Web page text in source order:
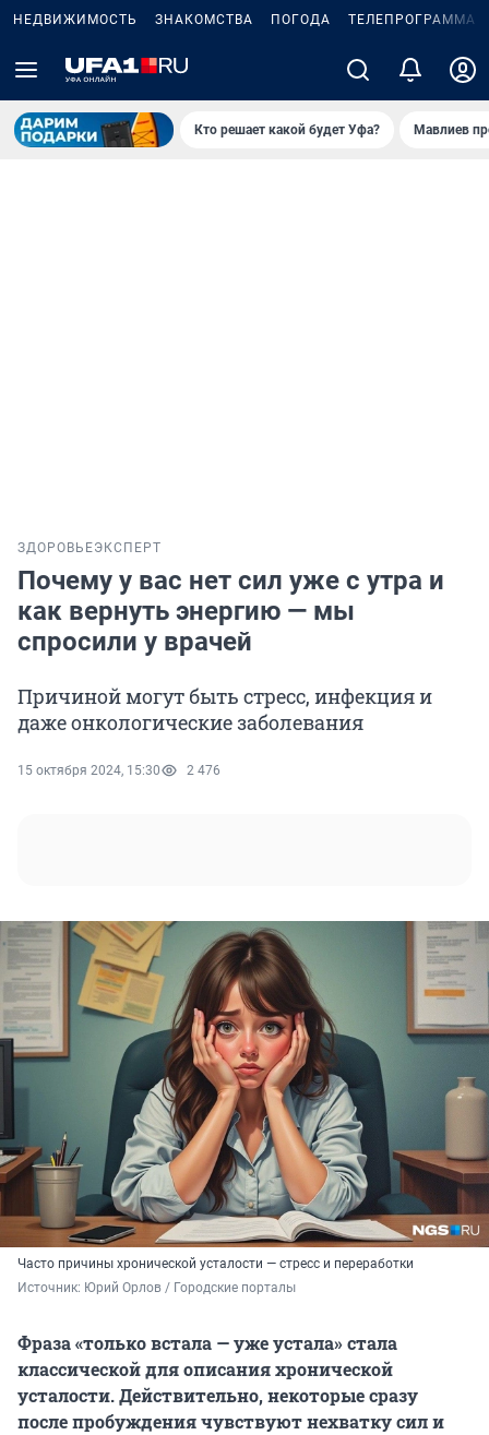
НЕДВИЖИМОСТЬ ЗНАКОМСТВА ПОГОДА ТЕЛЕПРОГРАММА
Кто решает какой будет Уфа? Мавлиев
ЗДОРОВЬЕЭКСПЕРТ
Почему у вас нет сил уже с утра и
как вернуть энергию — мы
спросили у врачей
Причиной могут быть стресс, инфекция и
даже онкологические заболевания
15 октября 2024, 15:30 2 476
Часто причины хронической усталости — стресс и переработки
Источник: Юрий Орлов / Городские порталы
Фраза «только встала — уже устала» стала
классической для описания хронической
усталости. Действительно, некоторые сразу
после пробуждения чувствуют нехватку сил и